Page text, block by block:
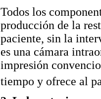
Todos los
producción de la
paciente, sin la
es una cámara
impresión
tiempo y ofrece al